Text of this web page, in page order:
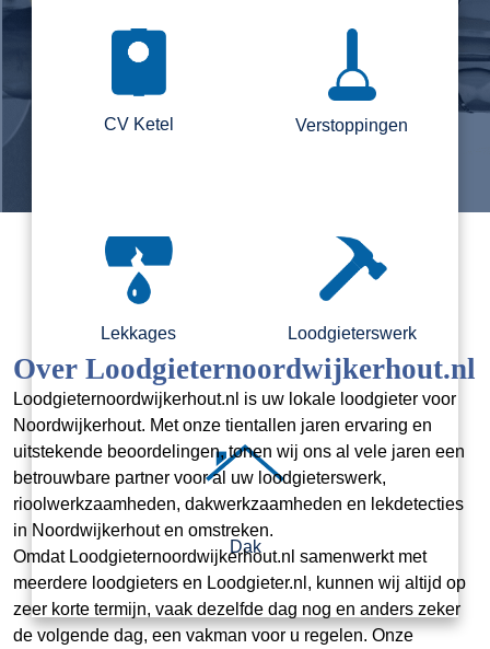
CV Ketel Verstoppingen
Lekkages Loodgieterswerk
Dak
Over Loodgieternoordwijkerhout.nl
Loodgieternoordwijkerhout.nl is uw lokale loodgieter voor
Noordwijkerhout. Met onze tientallen jaren ervaring en
uitstekende beoordelingen, tonen wij ons al vele jaren een
betrouwbare partner voor al uw loodgieterswerk,
rioolwerkzaamheden, dakwerkzaamheden en lekdetecties
in Noordwijkerhout en omstreken.
Omdat Loodgieternoordwijkerhout.nl samenwerkt met
meerdere loodgieters en Loodgieter.nl, kunnen wij altijd op
zeer korte termijn, vaak dezelfde dag nog en anders zeker
de volgende dag, een vakman voor u regelen. Onze